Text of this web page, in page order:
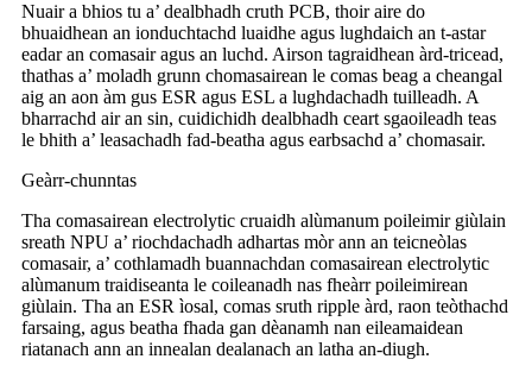
Nuair a bhios tu a’ dealbhadh cruth PCB, thoir aire do
bhuaidhean an ionduchtachd luaidhe agus lughdaich an t-astar
eadar an comasair agus an luchd. Airson tagraidhean àrd-tricead,
thathas a’ moladh grunn chomasairean le comas beag a cheangal
aig an aon àm gus ESR agus ESL a lughdachadh tuilleadh. A
bharrachd air an sin, cuidichidh dealbhadh ceart sgaoileadh teas
le bhith a’ leasachadh fad-beatha agus earbsachd a’ chomasair.
Geàrr-chunntas
Tha comasairean electrolytic cruaidh alùmanum poileimir giùlain
sreath NPU a’ riochdachadh adhartas mòr ann an teicneòlas
comasair, a’ cothlamadh buannachdan comasairean electrolytic
alùmanum traidiseanta le coileanadh nas fheàrr poileimirean
giùlain. Tha an ESR ìosal, comas sruth ripple àrd, raon teòthachd
farsaing, agus beatha fhada gan dèanamh nan eileamaidean
riatanach ann an innealan dealanach an latha an-diugh.